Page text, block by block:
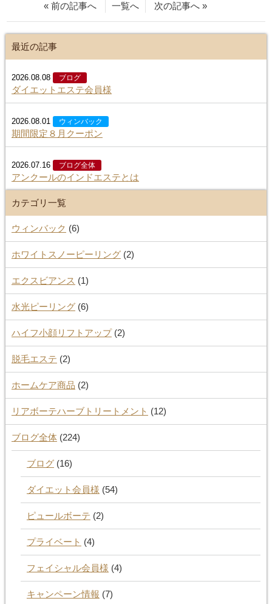
« 前の記事へ 一覧へ 次の記事へ »
最近の記事
2026.08.08 ブログ
ダイエットエステ会員様
2026.08.01 ウィンバック
期間限定８月クーポン
2026.07.16 ブログ全体
アンクールのインドエステとは
カテゴリ一覧
ウィンバック (6)
ホワイトスノーピーリング(2)
エクスビアンス (1)
水光ピーリング(6)
ハイフ小顔リフトアップ(2)
脱毛エステ (2)
ホームケア商品 (2)
リアボーテハーブトリートメント (12)
ブログ全体(224)
ブログ(16)
ダイエット会員様 (54)
ピュールボーテ (2)
プライベート (4)
フェイシャル会員様 (4)
キャンペーン情報 (7)